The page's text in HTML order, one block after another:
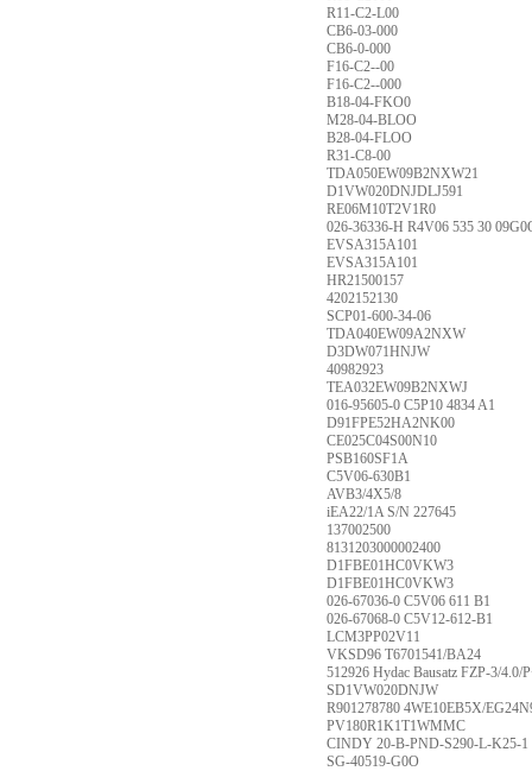
R11-C2-L00
CB6-03-000
CB6-0-000
F16-C2--00
F16-C2--000
B18-04-FKO0
M28-04-BLOO
B28-04-FLOO
R31-C8-00
TDA050EW09B2NXW21
D1VW020DNJDLJ591
RE06M10T2V1R0
026-36336-H R4V06 535 30
EVSA315A101
EVSA315A101
HR21500157
4202152130
SCP01-600-34-06
TDA040EW09A2NXW
D3DW071HNJW
40982923
TEA032EW09B2NXWJ
016-95605-0 C5P10 4834 A1
D91FPE52HA2NK00
CE025C04S00N10
PSB160SF1A
C5V06-630B1
AVB3/4X5/8
iEA22/1A S/N 227645
137002500
8131203000002400
D1FBE01HC0VKW3
D1FBE01HC0VKW3
026-67036-0 C5V06 611 B1
026-67068-0 C5V12-612-B1
LCM3PP02V11
VKSD96 T6701541/BA24
512926 Hydac Bausatz FZP-3/
SD1VW020DNJW
R901278780 4WE10EB5X/
PV180R1K1T1WMMC
CINDY 20-B-PND-S290-L-K25-1
SG-40519-G0O